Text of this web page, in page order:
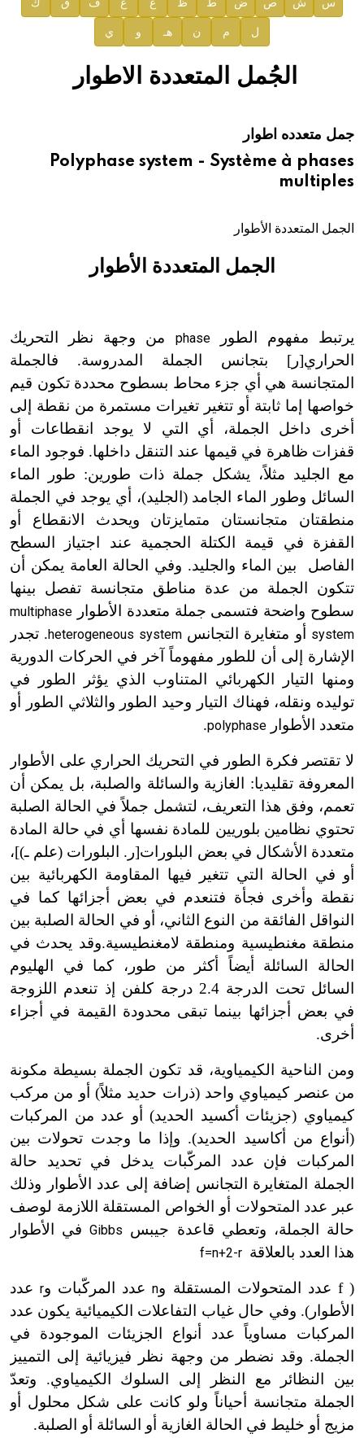
صدور المجلد السابع من موسوعة الآثار في سورية
صدور المجلد الثامن عشر من الموسوعة الطبية
إعلان..
هيئة الموسوعة العربية تطلق موسوعات جديدة في عام 2026
ل م ن هـ و ي
الجُمل المتعددة الاطوار
جمل متعدده اطوار
Polyphase system - Système à phases
multiples
الجمل المتعددة الأطوار
الجمل المتعددة الأطوار
يرتبط مفهوم الطورphase من وجهة نظر التحريك
الحراري[ر ] بتجانس الجملة المدروسة. فالجملة
المتجانسة هي أي جزء محاط بسطوح محددة تكون قيم
خواصها إما ثابتة أو تتغير تغيرات مستمرة من نقطة إلى
أخرى داخل الجملة، أي التي لا يوجد انقطاعات أو
قفزات ظاهرة في قيمها عند التنقل داخلها. فوجود الماء
مع الجليد مثلاً، يشكل جملة ذات طورين: طور الماء
السائل وطور الماء الجامد (الجليد)، أي يوجد في الجملة
منطقتان متجانستان متمايزتان ويحدث الانقطاع أو
القفزة في قيمة الكتلة الحجمية عند اجتياز السطح
الفاصل بين الماء والجليد. وفي الحالة العامة يمكن أن
تتكون الجملة من عدة مناطق متجانسة تفصل بينها
سطوح واضحة فتسمى جملة متعددة الأطوار multiphase
system
أو متغايرة التجانسheterogeneous system. تجدر
الإشارة إلى أن للطور مفهوماً آخر في الحركات الدورية
ومنها التيار الكهربائي المتناوب الذي يؤثر الطور في
توليده ونقله، فهناك التيار وحيد الطور والثلاثي الطور أو
متعدد الأطوار polyphase
.
لا تقتصر فكرة الطور في التحريك الحراري على الأطوار
المعروفة تقليديا: الغازية والسائلة والصلبة، بل يمكن أن
تعمم، وفق هذا التعريف، لتشمل جملاً في الحالة الصلبة
تحتوي نظامين بلوريين للمادة نفسها أي في حالة المادة
متعددة الأشكال في بعض البلورات[ر. البلورات (علم ـ)]،
أو في الحالة التي تتغير فيها المقاومة الكهربائية بين
نقطة وأخرى فجأة فتنعدم في بعض أجزائها كما في
النواقل الفائقة من النوع الثاني، أو في الحالة الصلبة بين
منطقة مغنطيسية ومنطقة لامغنطيسية.وقد يحدث في
الحالة السائلة أيضاً أكثر من طور، كما في الهليوم
السائل تحت الدرجة 2.4
درجة كلفن إذ تنعدم اللزوجة
في بعض أجزائها بينما تبقى محدودة القيمة في أجزاء
أخرى.
ومن الناحية الكيمياوية، قد تكون الجملة بسيطة مكونة
من عنصر كيمياوي واحد (ذرات حديد مثلاً) أو من مركب
كيمياوي (جزيئات أكسيد الحديد)أو عدد من المركبات
(أنواع من أكاسيد الحديد). وإذا ما وجدت تحولات بين
المركبات فإن عدد المركّبات يدخل في تحديد حالة
الجملة المتغايرة التجانس إضافة إلى عدد الأطوار وذلك
عبر عدد المتحولات أو الخواص المستقلة اللازمة لوصف
حالة الجملة، وتعطي قاعدة جيبس Gibbsفي الأطوار
هذا العدد بالعلاقة f=n+2-r
( f عدد المتحولات المستقلة وnعدد المركّبات وrعدد
الأطوار). وفي حال غياب التفاعلات الكيميائية يكون عدد
المركبات مساوياً عدد أنواع الجزيئات الموجودة في
الجملة. وقد نضطر من وجهة نظر فيزيائية إلى التمييز
بين النظائر مع النظر إلى السلوك الكيمياوي. وتعدّ
الجملة متجانسة أحياناً ولو كانت على شكل محلول أو
مزيج أو خليط في الحالة الغازية أو السائلة أو الصلبة.